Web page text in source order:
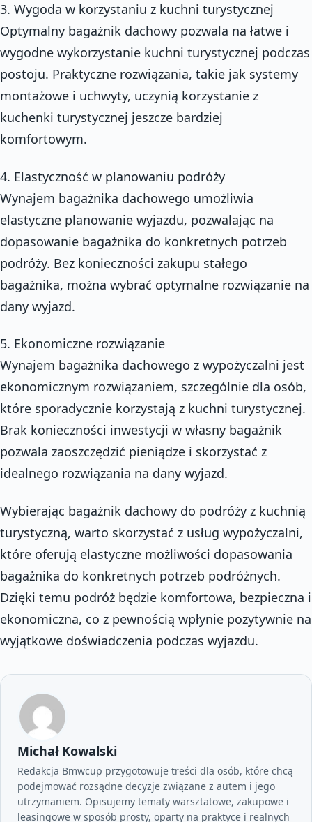
3. Wygoda w korzystaniu z kuchni turystycznej
Optymalny bagażnik dachowy pozwala na łatwe i
wygodne wykorzystanie kuchni turystycznej podczas
postoju. Praktyczne rozwiązania, takie jak systemy
montażowe i uchwyty, uczynią korzystanie z
kuchenki turystycznej jeszcze bardziej
komfortowym.
4. Elastyczność w planowaniu podróży
Wynajem bagażnika dachowego umożliwia
elastyczne planowanie wyjazdu, pozwalając na
dopasowanie bagażnika do konkretnych potrzeb
podróży. Bez konieczności zakupu stałego
bagażnika, można wybrać optymalne rozwiązanie na
dany wyjazd.
5. Ekonomiczne rozwiązanie
Wynajem bagażnika dachowego z wypożyczalni jest
ekonomicznym rozwiązaniem, szczególnie dla osób,
które sporadycznie korzystają z kuchni turystycznej.
Brak konieczności inwestycji w własny bagażnik
pozwala zaoszczędzić pieniądze i skorzystać z
idealnego rozwiązania na dany wyjazd.
Wybierając bagażnik dachowy do podróży z kuchnią
turystyczną, warto skorzystać z usług wypożyczalni,
które oferują elastyczne możliwości dopasowania
bagażnika do konkretnych potrzeb podróżnych.
Dzięki temu podróż będzie komfortowa, bezpieczna i
ekonomiczna, co z pewnością wpłynie pozytywnie na
wyjątkowe doświadczenia podczas wyjazdu.
Michał Kowalski
Redakcja Bmwcup przygotowuje treści dla osób, które chcą
podejmować rozsądne decyzje związane z autem i jego
utrzymaniem. Opisujemy tematy warsztatowe, zakupowe i
leasingowe w sposób prosty, oparty na praktyce i realnych